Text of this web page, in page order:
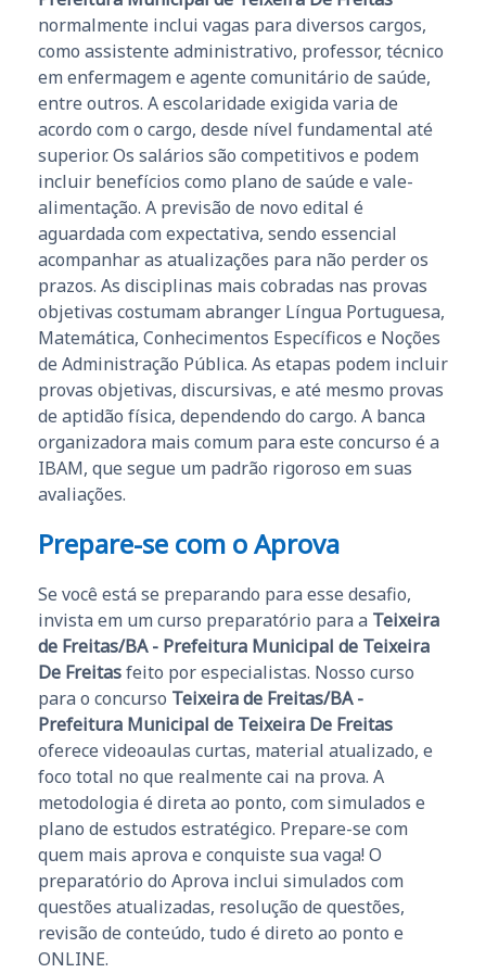
normalmente inclui vagas para diversos cargos,
como assistente administrativo, professor, técnico
em enfermagem e agente comunitário de saúde,
entre outros. A escolaridade exigida varia de
acordo com o cargo, desde nível fundamental até
superior. Os salários são competitivos e podem
incluir benefícios como plano de saúde e vale-
alimentação. A previsão de novo edital é
aguardada com expectativa, sendo essencial
acompanhar as atualizações para não perder os
prazos. As disciplinas mais cobradas nas provas
objetivas costumam abranger Língua Portuguesa,
Matemática, Conhecimentos Específicos e Noções
de Administração Pública. As etapas podem incluir
provas objetivas, discursivas, e até mesmo provas
de aptidão física, dependendo do cargo. A banca
organizadora mais comum para este concurso é a
IBAM, que segue um padrão rigoroso em suas
avaliações.
Prepare-se com o Aprova
Se você está se preparando para esse desafio,
invista em um curso preparatório para a Teixeira
de Freitas/BA - Prefeitura Municipal de Teixeira
De Freitasfeito por especialistas. Nosso curso
para o concurso Teixeira de Freitas/BA -
Prefeitura Municipal de Teixeira De Freitas
oferece videoaulas curtas, material atualizado, e
foco total no que realmente cai na prova. A
metodologia é direta ao ponto, com simulados e
plano de estudos estratégico. Prepare-se com
quem mais aprova e conquiste sua vaga! O
preparatório do Aprova inclui simulados com
questões atualizadas, resolução de questões,
revisão de conteúdo, tudo é direto ao ponto e
ONLINE.